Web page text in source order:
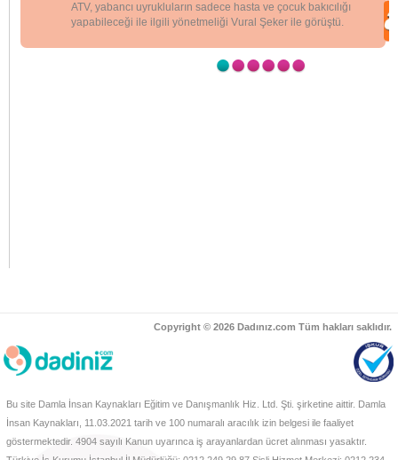
ATV, yabancı uyrukluların sadece hasta ve çocuk bakıcılığı
yapabileceği ile ilgili yönetmeliği Vural Şeker ile görüştü.
2013 İlk 4 Ayda 230 İşçi Hayatını Kaybetti
12.12'12 Ev İşlerinde Çalışan Kadınların Sorunları
kadınların sorunları ele alınıyor.
12.09'12 Çalışan Anneler ve Çocukları
Copyright © 2026 Dadınız.com Tüm hakları saklıdır.
Bu site Damla İnsan Kaynakları Eğitim ve Danışmanlık Hiz. Ltd. Şti. şirketine aittir. Damla
İnsan Kaynakları, 11.03.2021 tarih ve 100 numaralı aracılık izin belgesi ile faaliyet
göstermektedir. 4904 sayılı Kanun uyarınca iş arayanlardan ücret alınması yasaktır.